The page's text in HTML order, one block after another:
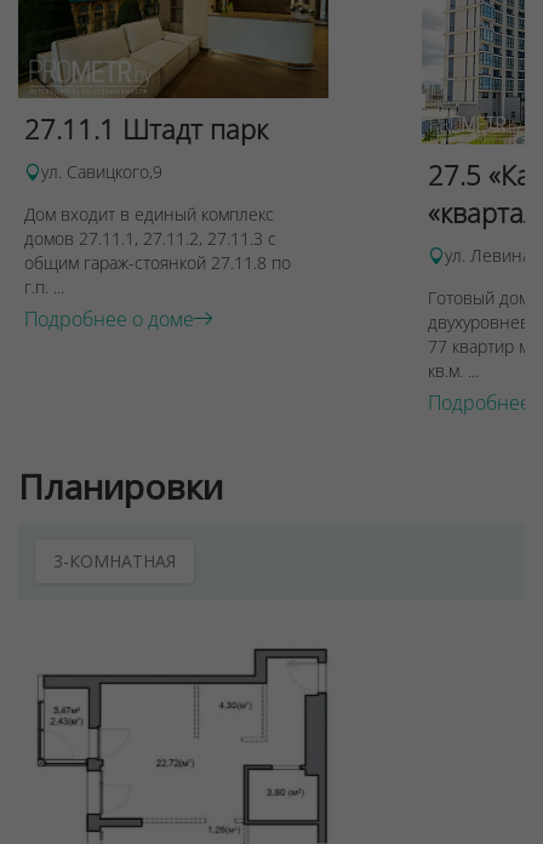
27.11.1 Штадт парк
ул. Савицкого,9
Дом входит в единый комплекс
домов 27.11.1, 27.11.2, 27.11.3 с
общим гараж-стоянкой 27.11.8 по
г.п. ...
Подробнее о доме
27.5
ул. Левина,
Готовый дом
77 квартир
кв.м. ...
Подробнее
Планировки
3-КОМНАТНАЯ